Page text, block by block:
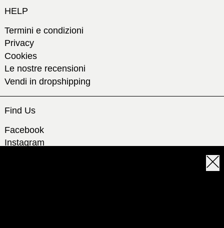
HELP
Termini e condizioni
Privacy
Cookies
Le nostre recensioni
Vendi in dropshipping
Find Us
Facebook
Instagram